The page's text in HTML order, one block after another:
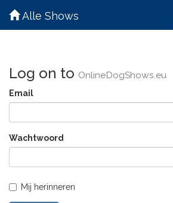
Alle Shows
Log on to OnlineDogShows.eu
Email
Wachtwoord
Mij herinneren